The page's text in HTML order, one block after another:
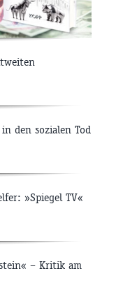
den sozialen Tod
»Spiegel TV«
– Kritik am